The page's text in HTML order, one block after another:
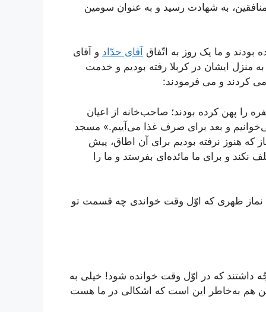
گروهک منافقین، به شهادت رسید و به عنوان سومین
بودند و ما یک روز به اتّفاق آقای حدّاد و آقای
منزل ایشان در کربلا رفته بودیم و خدمت
کردند و می فرمودند:
را پهن کرده بودند؛ صاحب‌خانه از اعیان
و بعد برای صرف غذا می‌آییم.» مسجد
که هنوز نرفته بودیم برای آن اطاق، پیش
نکند و برای ما مائده‌ای بفرستد و ما را
نماز ظهری که اوّل وقت خواندی چه قسمت تو
داشتند که در اوّل وقت خوانده شود! خیلی به
هم به‌خاطر این است که اشکالی در ما هست